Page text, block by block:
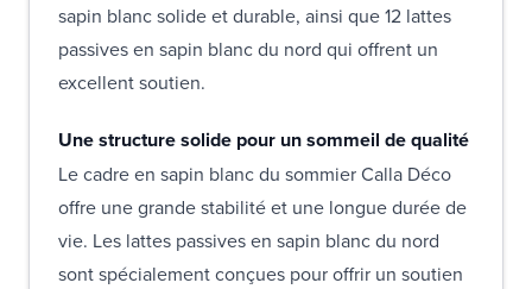
sapin blanc solide et durable, ainsi que 12 lattes
passives en sapin blanc du nord qui offrent un
excellent soutien.
Une structure solide pour un sommeil de qualité
Le cadre en sapin blanc du sommier Calla Déco
offre une grande stabilité et une longue durée de
vie. Les lattes passives en sapin blanc du nord
sont spécialement conçues pour offrir un soutien